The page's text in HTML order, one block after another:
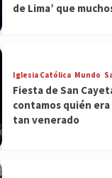
de Lima’ que
Iglesia Católica Mundo
Fiesta de San
contamos quién
tan venerado